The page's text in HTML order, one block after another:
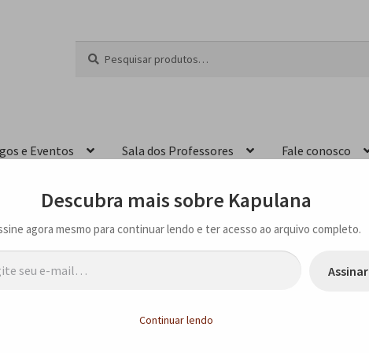
por:
e Eventos Sala dos Professores Fale conosco
de Andrade, em São Paulo, SP
Descubra mais sobre Kapulana
agora mesmo para continuar lendo e ter acesso ao arquivo completo.
Assinar
Continuar lendo